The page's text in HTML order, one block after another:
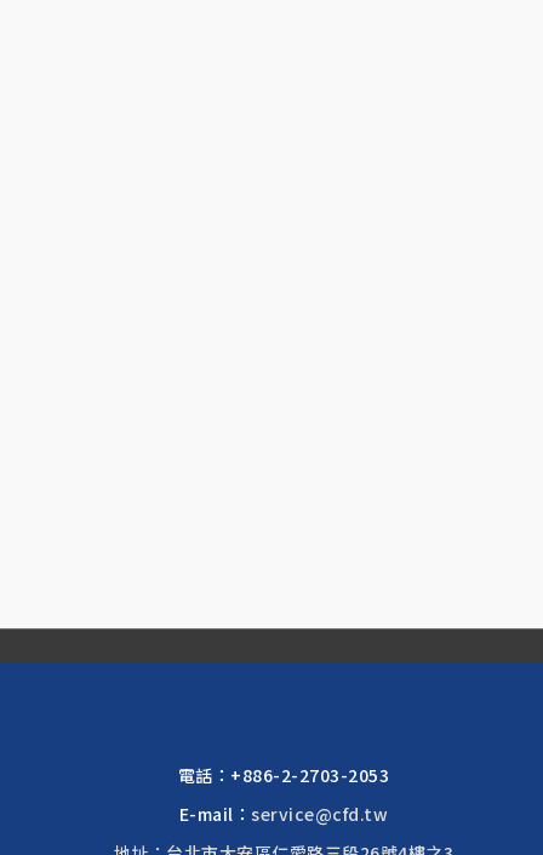
電話： +886-2-2703-2053
E-mail：service@cfd.tw